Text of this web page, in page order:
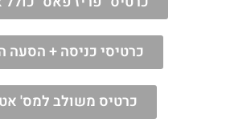
כרטיסי כניסה + הסעה
כרטיס משולב למס'